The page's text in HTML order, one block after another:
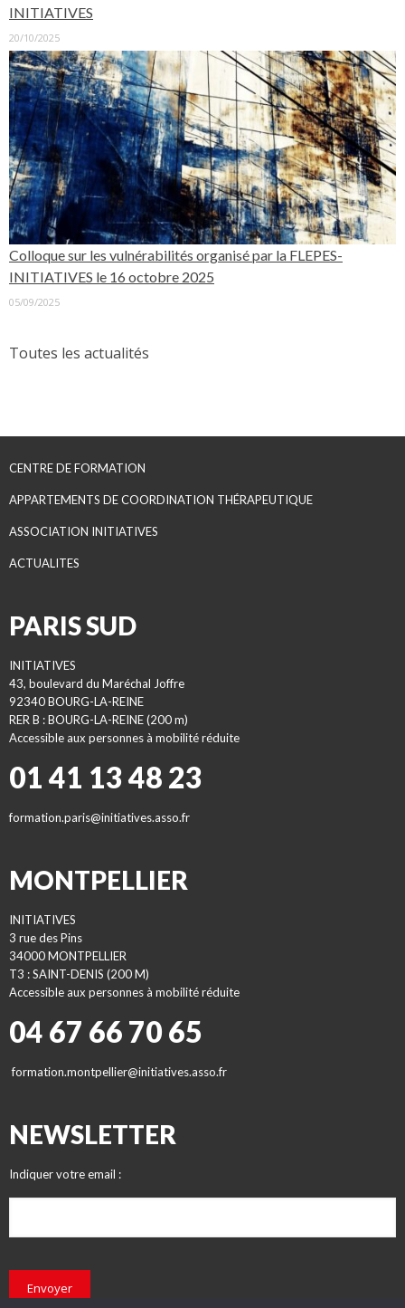
INITIATIVES
20/10/2025
Colloque sur les vulnérabilités organisé par la FLEPES-
INITIATIVES le 16 octobre 2025
05/09/2025
Toutes les actualités
CENTRE DE FORMATION
APPARTEMENTS DE COORDINATION THÉRAPEUTIQUE
ASSOCIATION INITIATIVES
ACTUALITES
PARIS SUD
INITIATIVES
43, boulevard du Maréchal Joffre
92340 BOURG-LA-REINE
RER B : BOURG-LA-REINE (200 m)
Accessible aux personnes à mobilité réduite
01 41 13 48 23
formation.paris@initiatives.asso.fr
MONTPELLIER
INITIATIVES
3 rue des Pins
34000 MONTPELLIER
T3 : SAINT-DENIS (200 M)
Accessible aux personnes à mobilité réduite
04 67 66 70 65
formation.montpellier@initiatives.asso.fr
NEWSLETTER
Indiquer votre email :
Envoyer